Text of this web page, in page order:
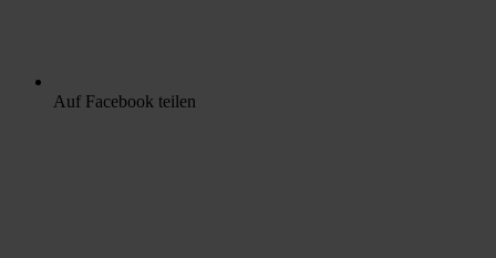
Auf Facebook teilen